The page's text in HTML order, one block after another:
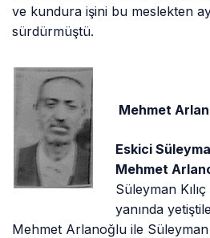
ve kundura işini bu meslekten
sürdürmüştü.
Mehmet
Eskici
Mehmet
Süleyman
yanında
Mehmet Arlanoğlu ile Süleyman